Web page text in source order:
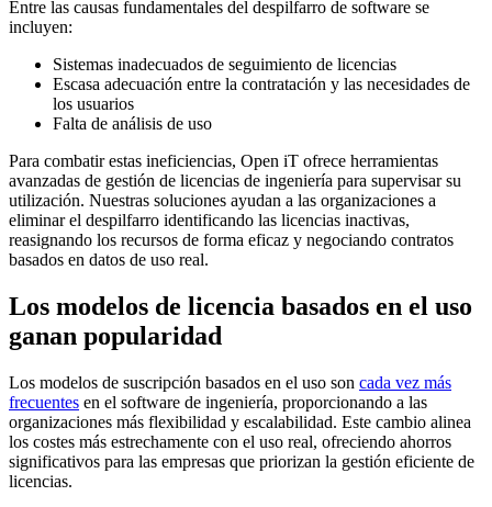
Entre las causas fundamentales del despilfarro de software se
incluyen:
Sistemas inadecuados de seguimiento de licencias
Escasa adecuación entre la contratación y las necesidades de
los usuarios
Falta de análisis de uso
Para combatir estas ineficiencias, Open iT ofrece herramientas
avanzadas de gestión de licencias de ingeniería para supervisar su
utilización. Nuestras soluciones ayudan a las organizaciones a
eliminar el despilfarro identificando las licencias inactivas,
reasignando los recursos de forma eficaz y negociando contratos
basados en datos de uso real.
Los modelos de licencia basados en el uso
ganan popularidad
Los modelos de suscripción basados en el uso son cada vez más
frecuentes en el software de ingeniería, proporcionando a las
organizaciones más flexibilidad y escalabilidad. Este cambio alinea
los costes más estrechamente con el uso real, ofreciendo ahorros
significativos para las empresas que priorizan la gestión eficiente de
licencias.